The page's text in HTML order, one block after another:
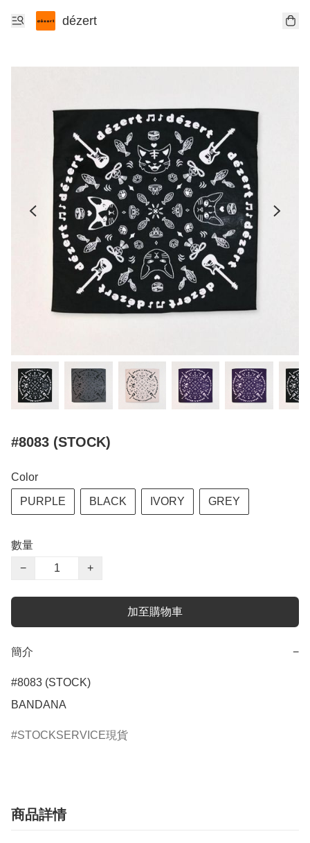
dézert
#8083 (STOCK)
Color
PURPLE BLACK IVORY GREY
數量
−
+
加至購物車
簡介 −
#8083 (STOCK)
BANDANA
STOCKSERVICE現貨
商品詳情